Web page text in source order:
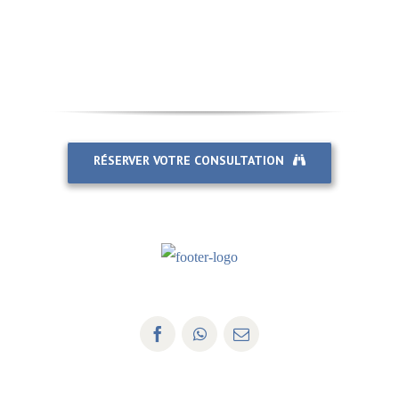
RÉSERVER VOTRE CONSULTATION